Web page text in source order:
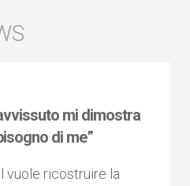
mi dimostra
di me”
vuole ricostruire la